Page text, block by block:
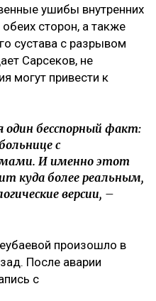
ушибы внутренних
сторон, а также
сустава с разрывом
Сарсеков, не
могут привести к
бесспорный факт:
с
И именно этот
куда более реальным,
версии, –
произошло в
После аварии
с